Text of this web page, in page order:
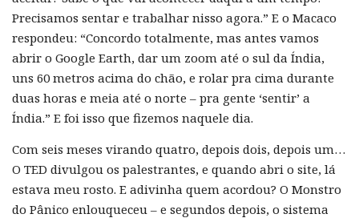
Precisamos sentar e trabalhar nisso agora.” E o Macaco
respondeu: “Concordo totalmente, mas antes vamos
abrir o Google Earth, dar um zoom até o sul da Índia,
uns 60 metros acima do chão, e rolar pra cima durante
duas horas e meia até o norte – pra gente ‘sentir’ a
Índia.” E foi isso que fizemos naquele dia.
Com seis meses virando quatro, depois dois, depois um…
O TED divulgou os palestrantes, e quando abri o site, lá
estava meu rosto. E adivinha quem acordou? O Monstro
do Pânico enlouqueceu – e segundos depois, o sistema